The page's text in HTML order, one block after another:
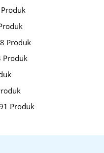
Produk
Produk
Produk